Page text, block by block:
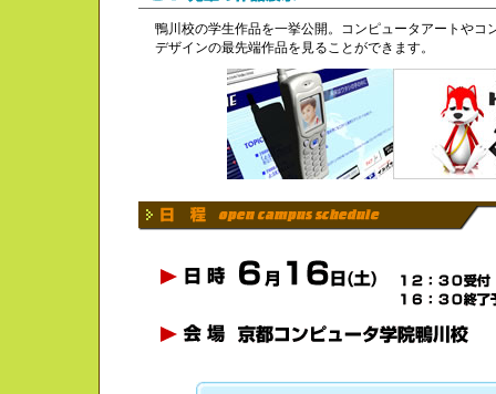
鴨川校の学生作品を一挙公開。コンピュータアートやコ
デザインの最先端作品を見ることができます。